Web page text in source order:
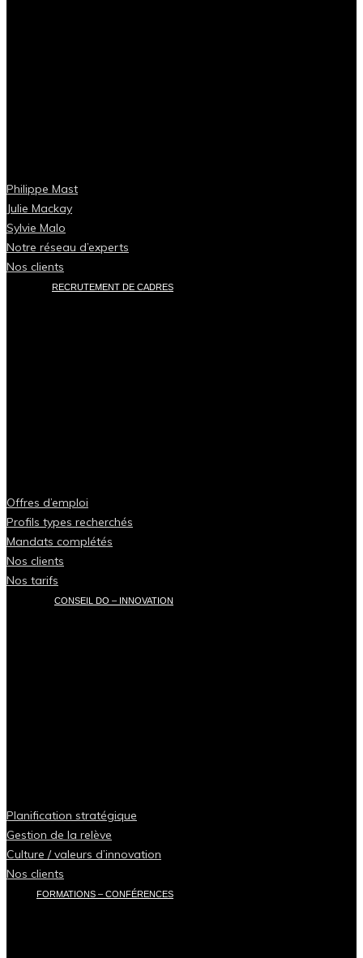
Philippe Mast
Julie Mackay
Sylvie Malo
Notre réseau d’experts
Nos clients
RECRUTEMENT DE CADRES
Offres d’emploi
Profils types recherchés
Mandats complétés
Nos clients
Nos tarifs
CONSEIL DO – INNOVATION
Planification stratégique
Gestion de la relève
Culture / valeurs d’innovation
Nos clients
FORMATIONS – CONFÉRENCES